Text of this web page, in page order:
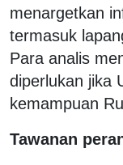
menargetkan
termasuk
Para analis
diperlukan jika
kemampuan
Tawanan